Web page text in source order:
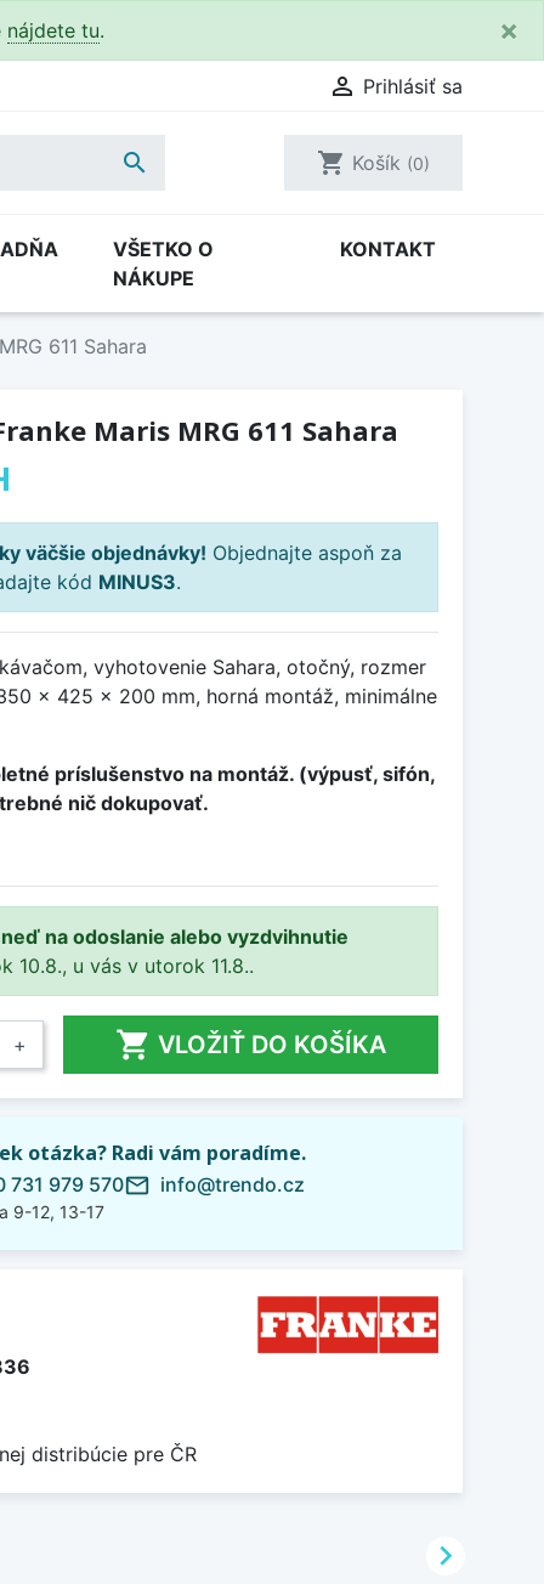
nájdete tu. ×
 Prihlásiť sa
 shopping_cart Košík (0)
VŠETKO O
NÁKUPE
KONTAKT
611 Sahara
Maris MRG 611 Sahara
väčšie objednávky! Objednajte aspoň za
kód MINUS3.
vyhotovenie Sahara, otočný, rozmer
x 425 x 200 mm, horná montáž, minimálne
príslušenstvo na montáž. (výpusť, sifón,
nič dokupovať.
na odoslanie alebo vyzdvihnutie
10.8., u vás v utorok 11.8..
+  VLOŽIŤ DO KOŠÍKA
otázka? Radi vám poradíme.
731 979 570
9-12, 13-17
mail_outline info@trendo.cz
distribúcie pre ČR
